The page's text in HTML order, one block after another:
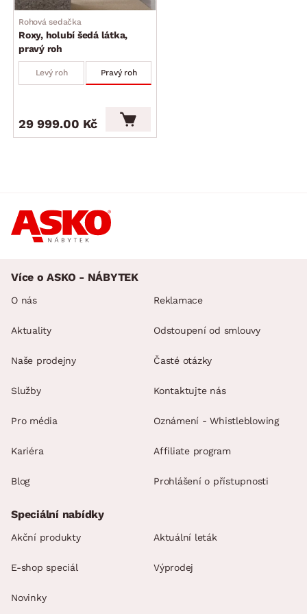
Rohová sedačka
Roxy, holubí šedá látka,
pravý roh
Levý roh Pravý roh
29 999.00 Kč
Více o ASKO - NÁBYTEK
O nás
Aktuality
Naše prodejny
Služby
Pro média
Kariéra
Blog
Reklamace
Odstoupení od smlouvy
Časté otázky
Kontaktujte nás
Oznámení - Whistleblowing
Affiliate program
Prohlášení o přístupnosti
Speciální nabídky
Akční produkty Aktuální leták
E-shop speciál Výprodej
Novinky